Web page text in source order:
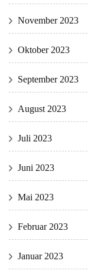
November 2023
Oktober 2023
September 2023
August 2023
Juli 2023
Juni 2023
Mai 2023
Februar 2023
Januar 2023